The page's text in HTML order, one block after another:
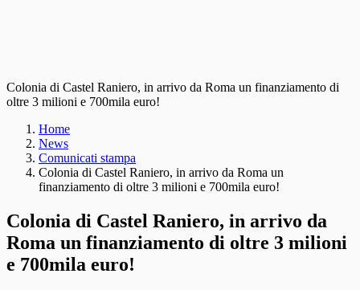
Colonia di Castel Raniero, in arrivo da Roma un finanziamento di
oltre 3 milioni e 700mila euro!
Home
News
Comunicati stampa
Colonia di Castel Raniero, in arrivo da Roma un
finanziamento di oltre 3 milioni e 700mila euro!
Colonia di Castel Raniero, in arrivo da
Roma un finanziamento di oltre 3 milioni
e 700mila euro!